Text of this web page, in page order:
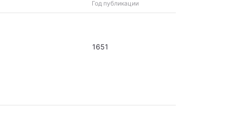
Год публикации
1651